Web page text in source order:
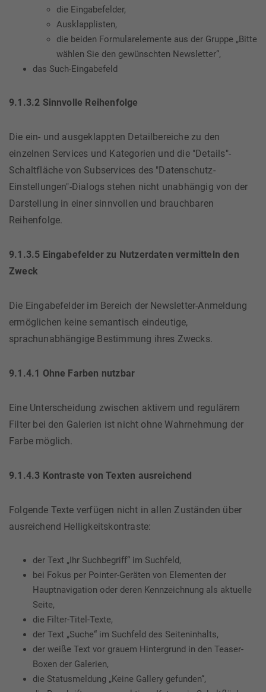
die Eingabefelder,
Ausklapplisten,
die beiden Formularelemente aus der Gruppe „Bitte
wählen Sie den gewünschten Newsletter“,
das Such-Eingabefeld
9.1.3.2 Sinnvolle Reihenfolge
Die ein- und ausgeklappten Detailbereiche zu den
einzelnen Services und Kategorien und die "Details"-
Schaltfläche von Subservices des "Datenschutz-
Einstellungen"-Dialogs stehen nicht unabhängig von der
Darstellung in einer sinnvollen und brauchbaren
Reihenfolge.
9.1.3.5 Eingabefelder zu Nutzerdaten vermitteln den
Zweck
Die Eingabefelder im Bereich der Newsletter-Anmeldung
ermöglichen keine semantisch eindeutige,
sprachunabhängige Bestimmung ihres Zwecks.
9.1.4.1 Ohne Farben nutzbar
Eine Unterscheidung zwischen aktivem und regulärem
Filter bei den Galerien ist nicht ohne Wahrnehmung der
Farbe möglich.
9.1.4.3 Kontraste von Texten ausreichend
Folgende Texte verfügen nicht in allen Zuständen über
ausreichend Helligkeitskontraste:
der Text „Ihr Suchbegriff“ im Suchfeld,
bei Fokus per Pointer-Geräten von Elementen der
Hauptnavigation oder deren Kennzeichnung als aktuelle
Seite,
die Filter-Titel-Texte,
der Text „Suche“ im Suchfeld des Seiteninhalts,
der weiße Text vor grauem Hintergrund in den Teaser-
Boxen der Galerien,
die Statusmeldung „Keine Gallery gefunden“,